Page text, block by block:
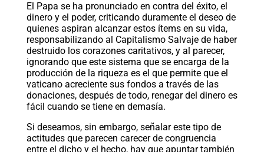
El Papa se ha pronunciado en contra del éxito, el
dinero y el poder, criticando duramente el deseo de
quienes aspiran alcanzar estos ítems en su vida,
responsabilizando al Capitalismo Salvaje de haber
destruido los corazones caritativos, y al parecer,
ignorando que este sistema que se encarga de la
producción de la riqueza es el que permite que el
vaticano acreciente sus fondos a través de las
donaciones, después de todo, renegar del dinero es
fácil cuando se tiene en demasía.
Si deseamos, sin embargo, señalar este tipo de
actitudes que parecen carecer de congruencia
entre el dicho y el hecho, hay que apuntar también